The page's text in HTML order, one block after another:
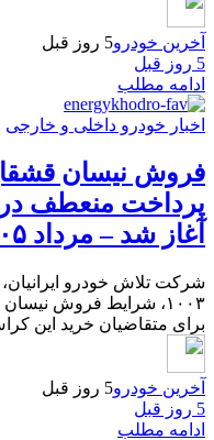
آخرین خودرو5 روز قبل
5 روز قبل
ادامه مطلب
اخبار خودرو داخلی و خارجی
فروش نیسان
پرداخت منعطف در
آغاز شد – مرداد ۱۴۰۵
شرکت تلاش خودرو
۱۰۰۳، شرایط فروش
برای متقاضیان خرید این
آخرین خودرو5 روز قبل
5 روز قبل
ادامه مطلب